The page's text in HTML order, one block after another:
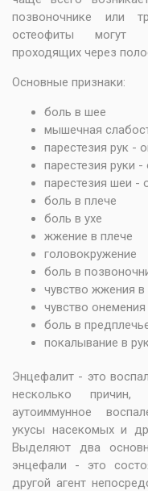
позвоночнике или
остеофиты могут
проходящих через
Основные признаки:
боль в шее
мышечная
парестезия рук -
парестезия руки
парестезия шеи -
боль в плече
боль в ухе
жжение в плече
головокружение
боль в
чувство жжения
чувство
боль в
покалывание в
Энцефалит - это
несколько
аутоиммунное
укусы насекомых и
Выделяют два
энцефали - это
другой агент